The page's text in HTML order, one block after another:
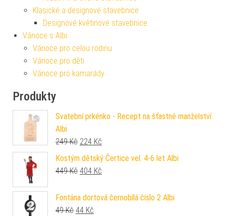
Klasické a designové stavebnice
Designové květinové stavebnice
Vánoce s Albi
Vánoce pro celou rodinu
Vánoce pro děti
Vánoce pro kamarády
Produkty
Svatební prkénko - Recept na šťastné manželství
Albi
249Kč Původní cena byla: 249 Kč.
224 Kč
Kostým dětský Čertice vel. 4-6 let Albi
449Kč Původní cena byla: 449 Kč.
404 Kč
Fontána dortová černobílá číslo 2 Albi
49Kč Původní cena byla: 49 Kč.
44 Kč